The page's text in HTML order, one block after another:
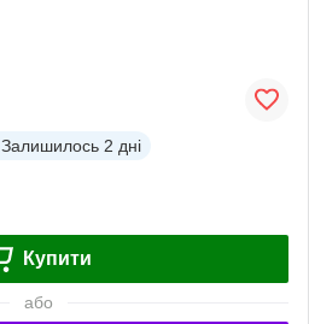
Залишилось 2 дні
Купити
або